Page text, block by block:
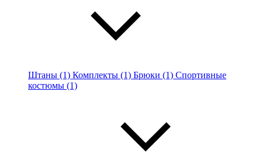
Штаны (1) Комплекты (1) Брюки (1) Спортивные
костюмы (1)